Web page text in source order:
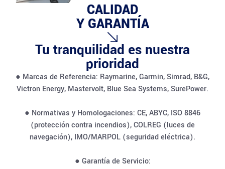
CALIDAD
Y GARANTÍA
Tu tranquilidad es nuestra
prioridad
● Marcas de Referencia: Raymarine, Garmin, Simrad, B&G,
Victron Energy, Mastervolt, Blue Sea Systems, SurePower.
● Normativas y Homologaciones: CE, ABYC, ISO 8846
(protección contra incendios), COLREG (luces de
navegación), IMO/MARPOL (seguridad eléctrica).
● Garantía de Servicio: